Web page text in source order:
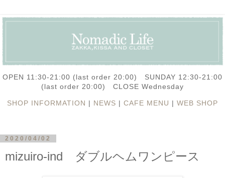
OPEN 11:30-21:00 (last order 20:00) SUNDAY 12:30-21:00
(last order 20:00) CLOSE Wednesday
SHOP INFORMATION | NEWS | CAFE MENU | WEB SHOP
2020/04/02
mizuiro-ind ダブルヘムワンピース